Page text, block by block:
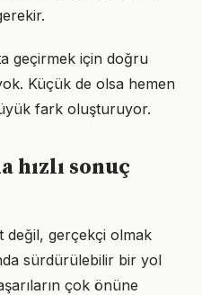
geçirmek için doğru
Küçük de olsa hemen
fark oluşturuyor.
hızlı sonuç
değil, gerçekçi olmak
sürdürülebilir bir yol
çok önüne